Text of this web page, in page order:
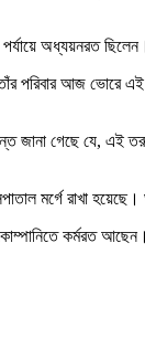
অধ্যয়নরত
আজ ভোরে এই
জানা গেছে যে, এই
মর্গে রাখা
কর্মরত আছেন।